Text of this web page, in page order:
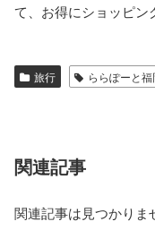
て、お得にショッピン
旅行 ららぽーと福
関連記事
関連記事は見つかりま